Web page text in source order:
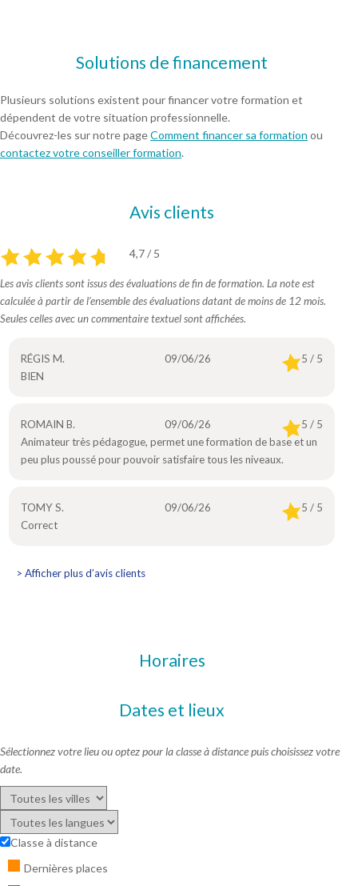
Solutions de financement
Plusieurs solutions existent pour financer votre formation et
dépendent de votre situation professionnelle.
Découvrez-les sur notre pageComment financer sa formation ou
contactez votre conseiller formation.
Avis clients
4,7 / 5
Les avis clients sont issus des évaluations de fin de formation. La note est
calculée à partir de l’ensemble des évaluations datant de moins de 12 mois.
Seules celles avec un commentaire textuel sont affichées.
RÉGIS M. 09/06/26
5 / 5
BIEN
ROMAIN B. 09/06/26
5 / 5
Animateur très pédagogue, permet une formation de base et un
peu plus poussé pour pouvoir satisfaire tous les niveaux.
TOMY S. 09/06/26
5 / 5
Correct
> Afficher plus d’avis clients
Horaires
Dates et lieux
Sélectionnez votre lieu ou optez pour la classe à distance puis choisissez votre
date.
Classe à distance
Dernières places